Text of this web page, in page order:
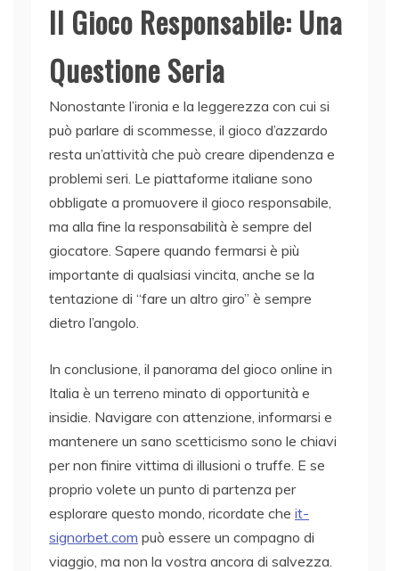
Il Gioco Responsabile: Una
Questione Seria
Nonostante l’ironia e la leggerezza con cui si
può parlare di scommesse, il gioco d’azzardo
resta un’attività che può creare dipendenza e
problemi seri. Le piattaforme italiane sono
obbligate a promuovere il gioco responsabile,
ma alla fine la responsabilità è sempre del
giocatore. Sapere quando fermarsi è più
importante di qualsiasi vincita, anche se la
tentazione di “fare un altro giro” è sempre
dietro l’angolo.
In conclusione, il panorama del gioco online in
Italia è un terreno minato di opportunità e
insidie. Navigare con attenzione, informarsi e
mantenere un sano scetticismo sono le chiavi
per non finire vittima di illusioni o truffe. E se
proprio volete un punto di partenza per
esplorare questo mondo, ricordate che it-
signorbet.com può essere un compagno di
viaggio, ma non la vostra ancora di salvezza.